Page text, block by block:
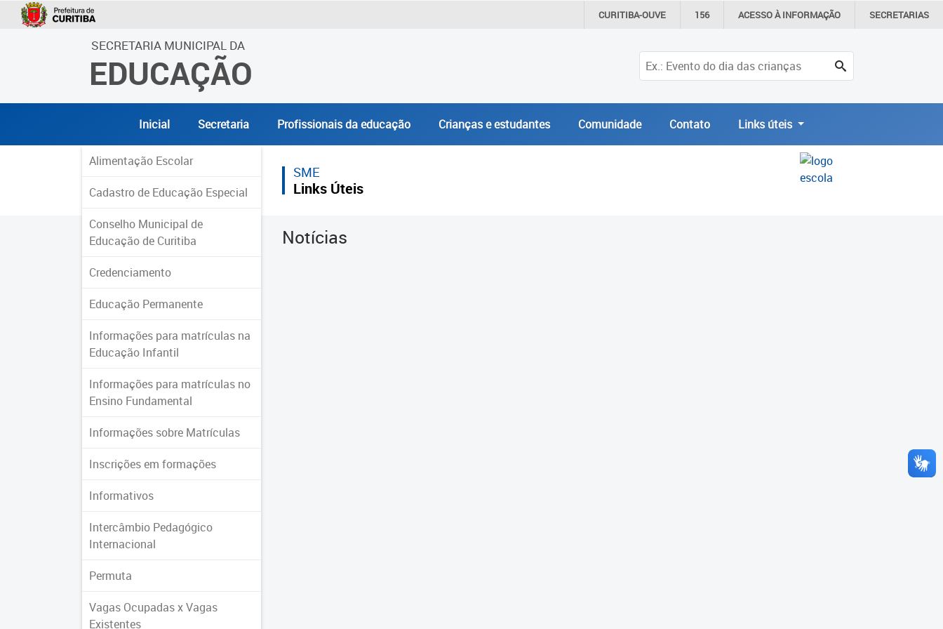
CURITIBA-OUVE 156 ACESSO ÀINFORMAÇÃO SECRETARIAS
SECRETARIA MUNICIPAL DA
EDUCAÇÃO
Inicial Secretaria Profissionais da educação Crianças e estudantes Comunidade Contato Links úteis
Alimentação Escolar
Cadastro de Educação Especial
Conselho Municipal de
Educação de Curitiba
Credenciamento
Educação Permanente
Informações para matrículas na
Educação Infantil
Informações para matrículas no
Ensino Fundamental
Informações sobre Matrículas
Inscrições em formações
Informativos
Intercâmbio Pedagógico
Internacional
Permuta
Vagas Ocupadas x Vagas
Existentes
SME
Links Úteis
Notícias